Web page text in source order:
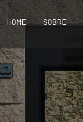
HOME SOBRE